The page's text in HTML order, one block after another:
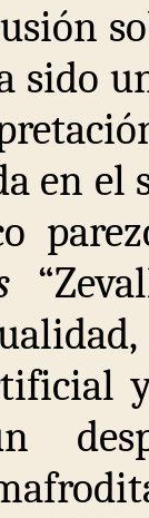
sido
en el